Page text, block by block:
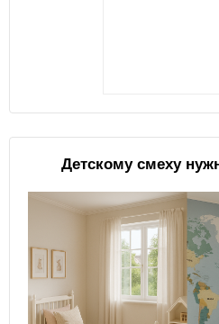
Детскому смеху